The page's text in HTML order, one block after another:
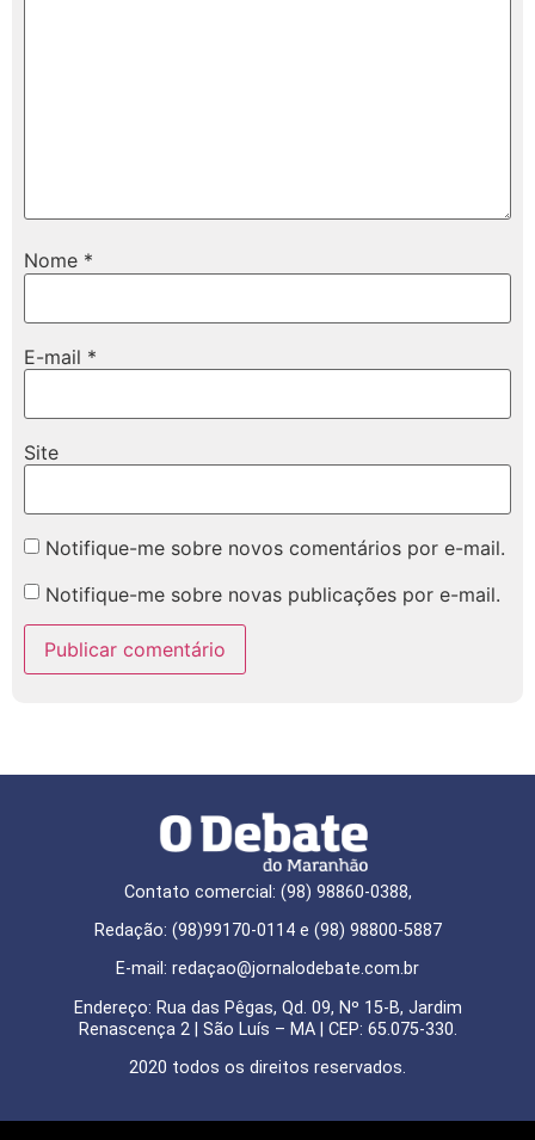
Nome *
E-mail *
Site
Notifique-me sobre novos comentários por e-mail.
Notifique-me sobre novas publicações por e-mail.
Contato comercial: (98) 98860-0388,
Redação: (98)99170-0114 e (98) 98800-5887
E-mail: redaçao@jornalodebate.com.br
Endereço: Rua das Pêgas, Qd. 09, Nº 15-B, Jardim
Renascença 2 | São Luís – MA | CEP: 65.075-330.
2020 todos os direitos reservados.